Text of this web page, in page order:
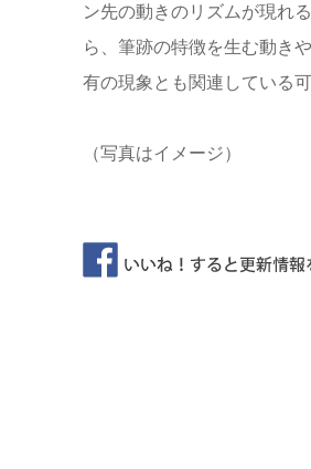
ン先の動きのリズムが現れ
ら、筆跡の特徴を生む動き
有の現象とも関連している
（写真はイメージ）